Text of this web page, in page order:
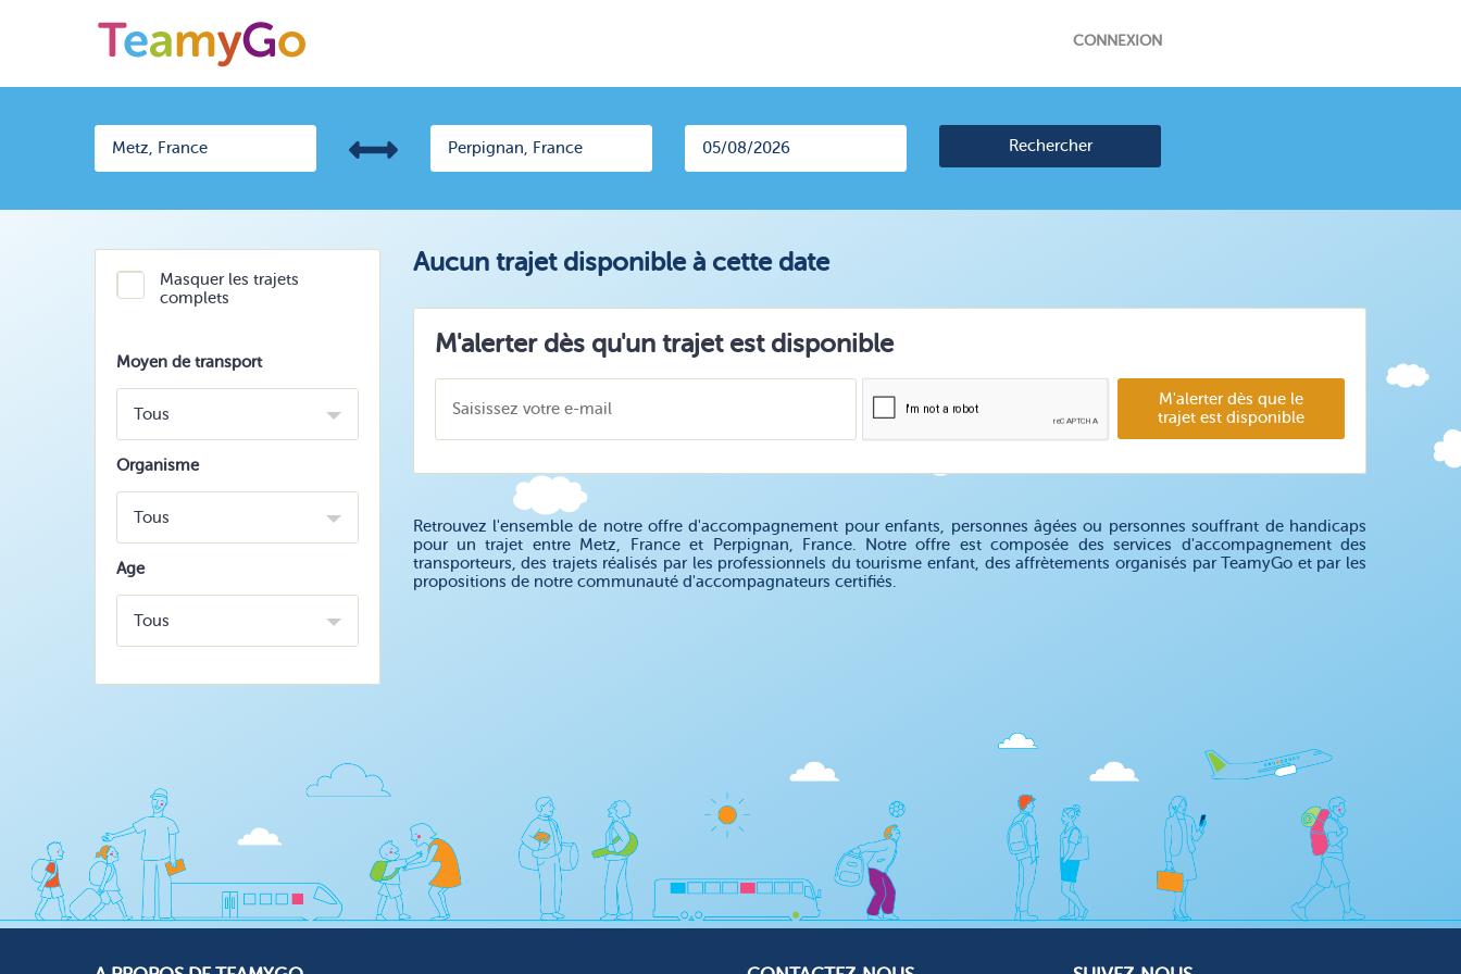
CONNEXION
Rechercher
Masquer les trajets
complets
Moyen de transport
Tous
Organisme
Tous
Age
Tous
Aucun trajet disponible à cette date
M'alerter dès qu'un trajet est disponible
M'alerter dès que le
trajet est disponible
Retrouvez l'ensemble de notre offre d'accompagnement pour enfants, personnes âgées ou personnes souffrant de handicaps
pour un trajet entre Metz, France et Perpignan, France. Notre offre est composée des services d'accompagnement des
transporteurs, des trajets réalisés par les professionnels du tourisme enfant, des affrètements organisés par TeamyGo et par les
propositions de notre communauté d'accompagnateurs certifiés.